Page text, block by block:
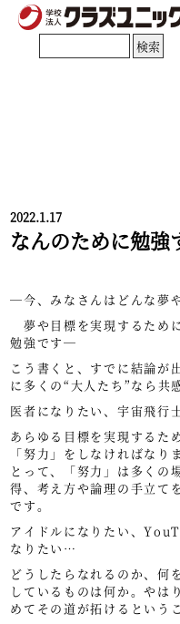
2022.1.17
なんのために勉
―今、みなさんはどんな夢
夢や目標を実現するため
勉強です―
こう書くと、すでに結論が
に多くの“大人たち”なら共
医者になりたい、宇宙飛行
あらゆる目標を実現するた
「努力」をしなければなり
とって、「努力」は多くの
得、考え方や論理の手立て
です。
アイドルになりたい、
なりたい…
どうしたらなれるのか、何
しているものは何か。やは
めてその道が拓けるという